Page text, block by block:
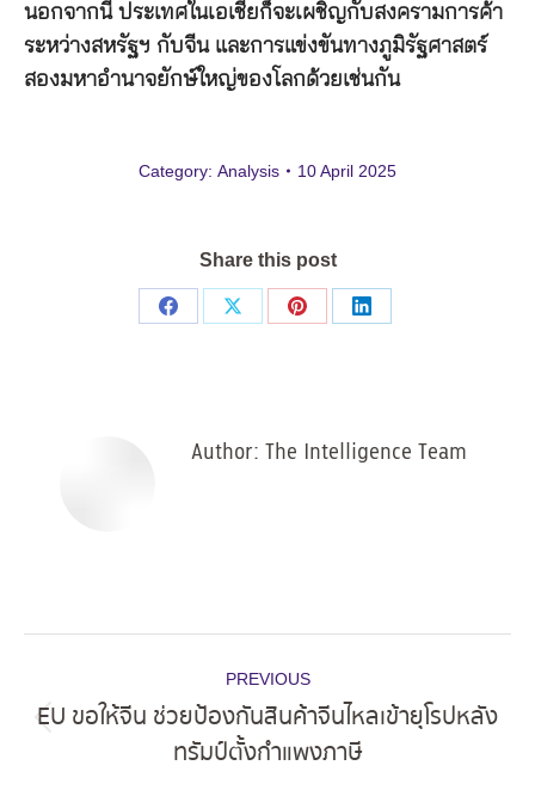
นอกจากนี้ ประเทศในเอเชียก็จะเผชิญกับสงครามการค้า
ระหว่างสหรัฐฯ กับจีน และการแข่งขันทางภูมิรัฐศาสตร์
สองมหาอำนาจยักษ์ใหญ่ของโลกด้วยเช่นกัน
Category: Analysis 10 April 2025
Share this post
Share
Share
Share
Share
Author: The Intelligence Team
navigation
PREVIOUS
post:
EU ขอให้จีน ช่วยป้องกันสินค้าจีนไหลเข้ายุโรปหลัง
ทรัมป์ตั้งกำแพงภาษี